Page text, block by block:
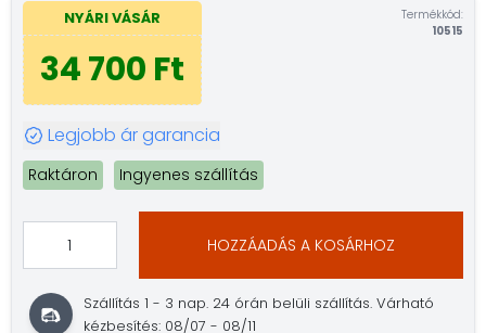
NYÁRI VÁSÁR
34 700 Ft
Termékkód:
10515
Legjobb ár garancia
Raktáron Ingyenes szállítás
HOZZÁADÁS A KOSÁRHOZ
Szállítás 1 - 3 nap. 24 órán belüli szállítás. Várható
kézbesítés: 08/07 - 08/11